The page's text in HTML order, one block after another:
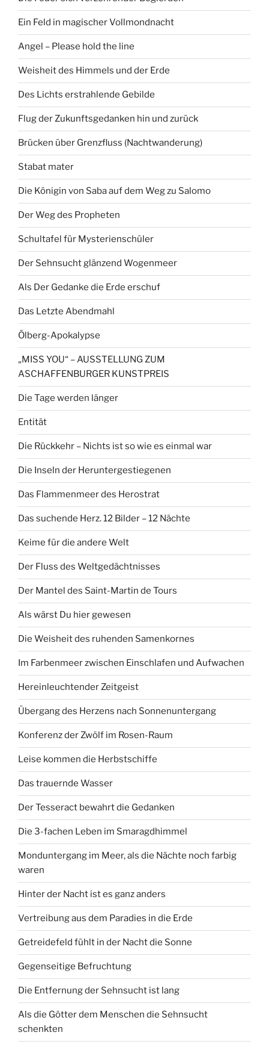
Ein Feld in magischer Vollmondnacht
Angel – Please hold the line
Weisheit des Himmels und der Erde
Des Lichts erstrahlende Gebilde
Flug der Zukunftsgedanken hin und zurück
Brücken über Grenzfluss (Nachtwanderung)
Stabat mater
Die Königin von Saba auf dem Weg zu Salomo
Der Weg des Propheten
Schultafel für Mysterienschüler
Der Sehnsucht glänzend Wogenmeer
Als Der Gedanke die Erde erschuf
Das Letzte Abendmahl
Ölberg-Apokalypse
„MISS YOU“ – AUSSTELLUNG ZUM
ASCHAFFENBURGER KUNSTPREIS
Die Tage werden länger
Entität
Die Rückkehr – Nichts ist so wie es einmal war
Die Inseln der Heruntergestiegenen
Das Flammenmeer des Herostrat
Das suchende Herz. 12 Bilder – 12 Nächte
Keime für die andere Welt
Der Fluss des Weltgedächtnisses
Der Mantel des Saint-Martin de Tours
Als wärst Du hier gewesen
Die Weisheit des ruhenden Samenkornes
Im Farbenmeer zwischen Einschlafen und Aufwachen
Hereinleuchtender Zeitgeist
Übergang des Herzens nach Sonnenuntergang
Konferenz der Zwölf im Rosen-Raum
Leise kommen die Herbstschiffe
Das trauernde Wasser
Der Tesseract bewahrt die Gedanken
Die 3-fachen Leben im Smaragdhimmel
Monduntergang im Meer, als die Nächte noch farbig
waren
Hinter der Nacht ist es ganz anders
Vertreibung aus dem Paradies in die Erde
Getreidefeld fühlt in der Nacht die Sonne
Gegenseitige Befruchtung
Die Entfernung der Sehnsucht ist lang
Als die Götter dem Menschen die Sehnsucht
schenkten